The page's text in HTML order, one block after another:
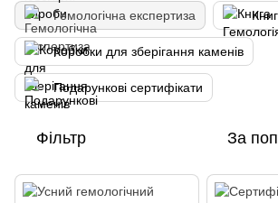
Гемологічна експертиза
Коробки для зберігання каменів
Подарункові сертифікати
Фільтр За